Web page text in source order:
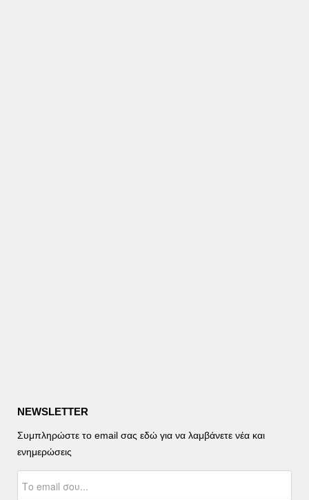
NEWSLETTER
Συμπληρώστε το email σας εδώ για να λαμβάνετε νέα και
ενημερώσεις